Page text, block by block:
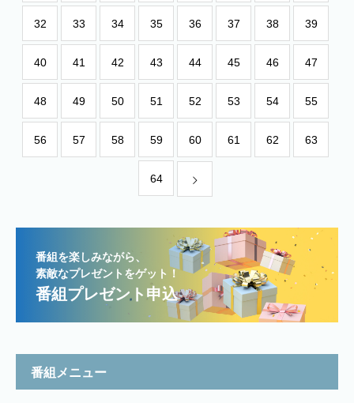
32 33 34 35 36 37 38 39
40 41 42 43 44 45 46 47
48 49 50 51 52 53 54 55
56 57 58 59 60 61 62 63
64
番組を楽しみながら、
素敵なプレゼントをゲット！
番組プレゼント申込
番組メニュー